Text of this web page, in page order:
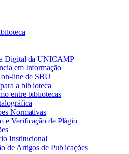
Digital da UNICAMP
em Informação
on-line do SBU
a biblioteca
entre bibliotecas
Normativas
e Verificação de Plágio
Institucional
de Artigos de Publicações